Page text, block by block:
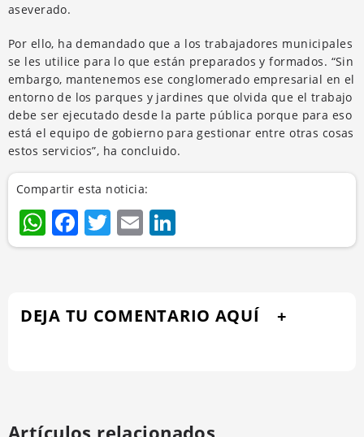
aseverado.
Por ello, ha demandado que a los trabajadores municipales
se les utilice para lo que están preparados y formados. “Sin
embargo, mantenemos ese conglomerado empresarial en el
entorno de los parques y jardines que olvida que el trabajo
debe ser ejecutado desde la parte pública porque para eso
está el equipo de gobierno para gestionar entre otras cosas
estos servicios”, ha concluido.
Compartir esta noticia:
WhatsApp
Facebook
Twitter
Email
DEJA TU COMENTARIO AQUÍ
Artículos relacionados